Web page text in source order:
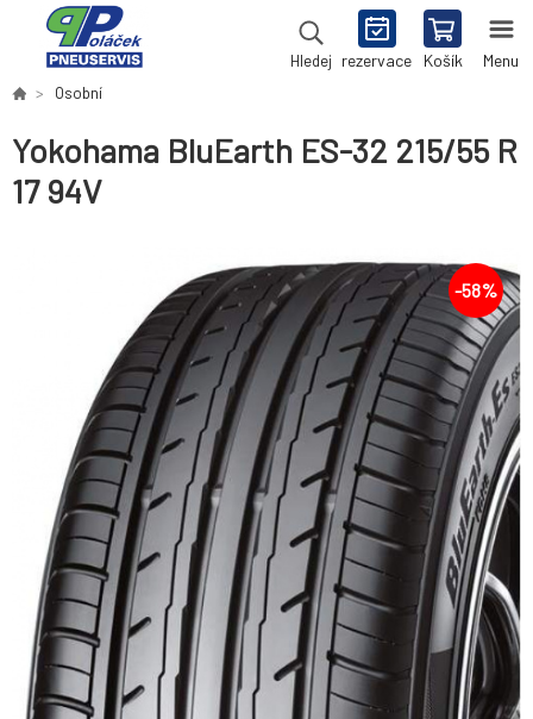
Hledej rezervace Košík Menu
Osobní
Yokohama BluEarth ES-32 215/55 R
17 94V
-58%